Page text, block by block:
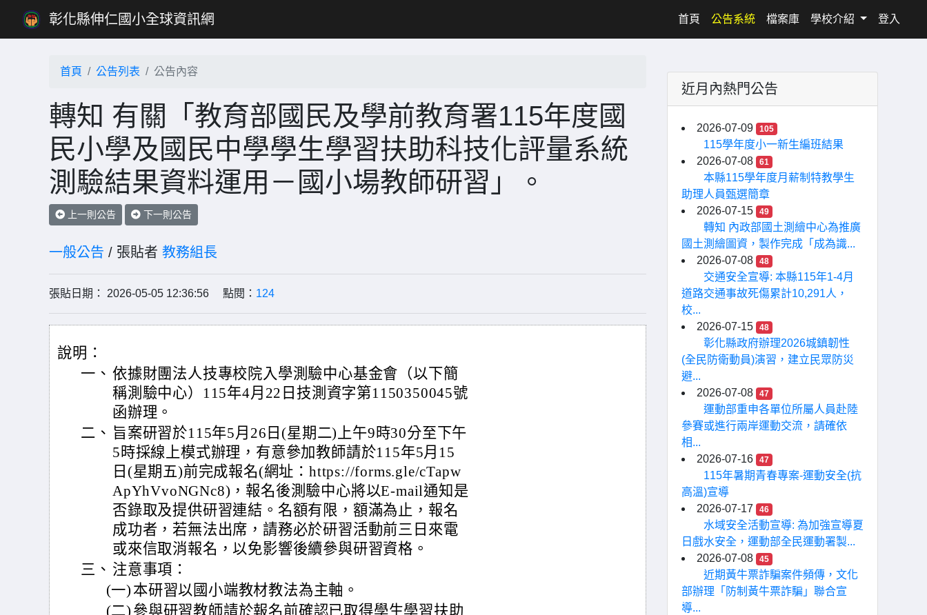
彰化縣伸仁國小全球資訊網 首頁 (current)
公告系統 檔案庫 學校介紹 登入
首頁 公告列表 公告內容
轉知 有關「教育部國民及學前教育署115年度國
民小學及國民中學學生學習扶助科技化評量系統
測驗結果資料運用－國小場教師研習」。
上一則公告 下一則公告
一般公告 / 張貼者 教務組長
張貼日期： 2026-05-05 12:36:56 點閱： 124
說明：
一、 依據財團法人技專校院入學測驗中心基金會（以下簡
稱測驗中心）115年4月22日技測資字第1150350045號
函辦理。
二、 旨案研習於115年5月26日(星期二)上午9時30分至下午
5時採線上模式辦理，有意參加教師請於115年5月15
日(星期五)前完成報名(網址：https://forms.gle/cTapw
ApYhVvoNGNc8)，報名後測驗中心將以E-mail通知是
否錄取及提供研習連結。名額有限，額滿為止，報名
成功者，若無法出席，請務必於研習活動前三日來電
或來信取消報名，以免影響後續參與研習資格。
三、 注意事項：
(一) 本研習以國小端教材教法為主軸。
(二) 參與研習教師請於報名前確認已取得學生學習扶助
近月內熱門公告
2026-07-09 105
115學年度小一新生編班結果
2026-07-08
61
本縣115學年度月薪制特教學生
助理人員甄選簡章
2026-07-15
49
轉知 內政部國土測繪中心為推廣
國土測繪圖資，製作完成「成為識...
2026-07-08
48
交通安全宣導: 本縣115年1-4月
道路交通事故死傷累計10,291人，
校...
2026-07-15
48
彰化縣政府辦理2026城鎮韌性
(全民防衛動員)演習，建立民眾防災
避...
2026-07-08
47
運動部重申各單位所屬人員赴陸
參賽或進行兩岸運動交流，請確依
相...
2026-07-16
47
115年暑期青春專案-運動安全(抗
高溫)宣導
2026-07-17
46
水域安全活動宣導: 為加強宣導夏
日戲水安全，運動部全民運動署製...
2026-07-08
45
近期黃牛票詐騙案件頻傳，文化
部辦理「防制黃牛票詐騙」聯合宣
導...